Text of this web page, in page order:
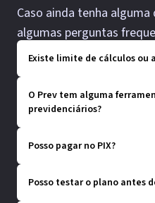
Caso ainda tenha
algumas perguntas
Existe limite de cálculos ou
O Prev tem alguma
previdenciários?
Posso pagar no PIX?
Posso testar o plano antes